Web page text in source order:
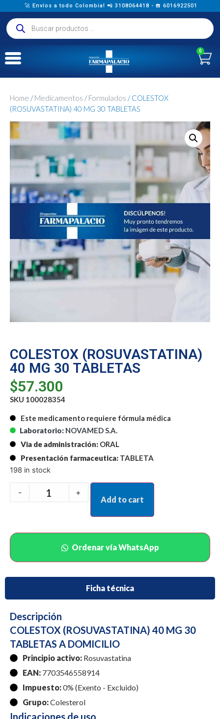
🚀 Envíos a todo Colombia! 📲 3108064418 - ☎️ 6016922501
0
Home /Medicamentos /Formulados / COLESTOX
(ROSUVASTATINA) 40 MG 30 TABLETAS
COLESTOX (ROSUVASTATINA)
40 MG 30 TABLETAS
$57.300
SKU 100028354
Este medicamento requiere fórmula médica
Laboratorio: NOVAMED S.A.
Via de administración: ORAL
Presentación farmaceutica: TABLETA
198 in stock
- +
Add to cart
Ordenar vía WhatsApp
Ficha técnica
Descripción
COLESTOX (ROSUVASTATINA) 40 MG 30
TABLETAS A DOMICILIO
Principio activo: Rosuvastatina
EAN: 7703546558914
Impuesto:0% (Exento - Excluido)
Grupo:Colesterol